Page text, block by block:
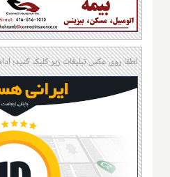
لطفا روی عکس تبلیغات زیر کلیک کنید؛